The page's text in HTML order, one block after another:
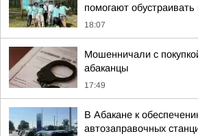
помогают
18:07
Мошенничали с
абаканцы
17:49
В Абакане к
автозаправочных